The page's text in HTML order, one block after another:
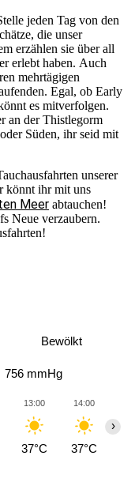
jeden Tag von den
die unser
erzählen sie über all
erlebt haben. Auch
mehrtägigen
Egal, ob Early
es mitverfolgen.
an der Thistlegorm
Süden, ihr seid mit
unserer
könnt ihr mit uns
Meer abtauchen!
Neue verzaubern.
Bewölkt
756 mmHg
13:00
37°C
14:00
37°C
›